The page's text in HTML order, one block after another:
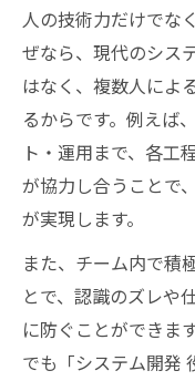
人の技術力だけでな
ぜなら、現代のシス
はなく、複数人によ
るからです。例えば
ト・運用まで、各工
が協力し合うことで
が実現します。
また、チーム内で積
とで、認識のズレや
に防ぐことができま
でも「システム開発